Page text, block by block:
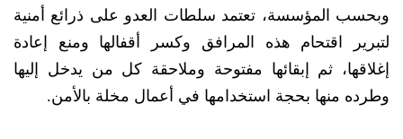
وبحسب المؤسسة، تعتمد سلطات العدو على ذرائع أمنية
لتبرير اقتحام هذه المرافق وكسر أقفالها ومنع إعادة
إغلاقها، ثم إبقائها مفتوحة وملاحقة كل من يدخل إليها
وطرده منها بحجة استخدامها في أعمال مخلة بالأمن.